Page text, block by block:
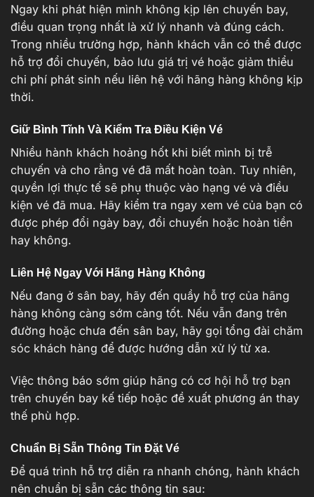
Ngay khi phát hiện mình không kịp lên chuyến bay,
điều quan trọng nhất là xử lý nhanh và đúng cách.
Trong nhiều trường hợp, hành khách vẫn có thể được
hỗ trợ đổi chuyến, bảo lưu giá trị vé hoặc giảm thiểu
chi phí phát sinh nếu liên hệ với hãng hàng không kịp
thời.
Giữ Bình Tĩnh Và Kiểm Tra Điều Kiện Vé
Nhiều hành khách hoảng hốt khi biết mình bị trễ
chuyến và cho rằng vé đã mất hoàn toàn. Tuy nhiên,
quyền lợi thực tế sẽ phụ thuộc vào hạng vé và điều
kiện vé đã mua. Hãy kiểm tra ngay xem vé của bạn có
được phép đổi ngày bay, đổi chuyến hoặc hoàn tiền
hay không.
Liên Hệ Ngay Với Hãng Hàng Không
Nếu đang ở sân bay, hãy đến quầy hỗ trợ của hãng
hàng không càng sớm càng tốt. Nếu vẫn đang trên
đường hoặc chưa đến sân bay, hãy gọi tổng đài chăm
sóc khách hàng để được hướng dẫn xử lý từ xa.
Việc thông báo sớm giúp hãng có cơ hội hỗ trợ bạn
trên chuyến bay kế tiếp hoặc đề xuất phương án thay
thế phù hợp.
Chuẩn Bị Sẵn Thông Tin Đặt Vé
Để quá trình hỗ trợ diễn ra nhanh chóng, hành khách
nên chuẩn bị sẵn các thông tin sau: